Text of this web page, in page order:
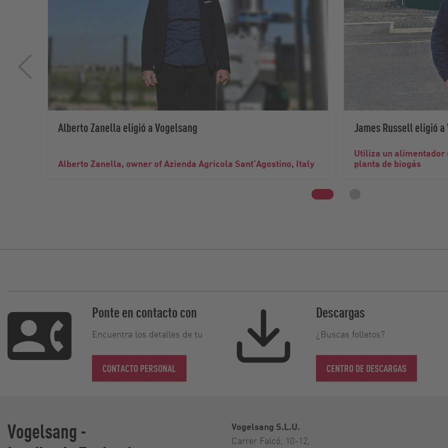
Alberto Zanella eligió a Vogelsang
Alberto Zanella, owner of Azienda Agricola Sant’Agostino, Italy
James Russell eligió a
Utiliza un alimentador
planta de biogás
Ponte en contacto con
Encuentra los detalles de tu
CONTACTO PERSONAL
Descargas
¿Buscas folletos?
CENTRO DE DESCARGAS
Vogelsang -
Vogelsang S.L.U.
Carrer Falcó, 10-12,